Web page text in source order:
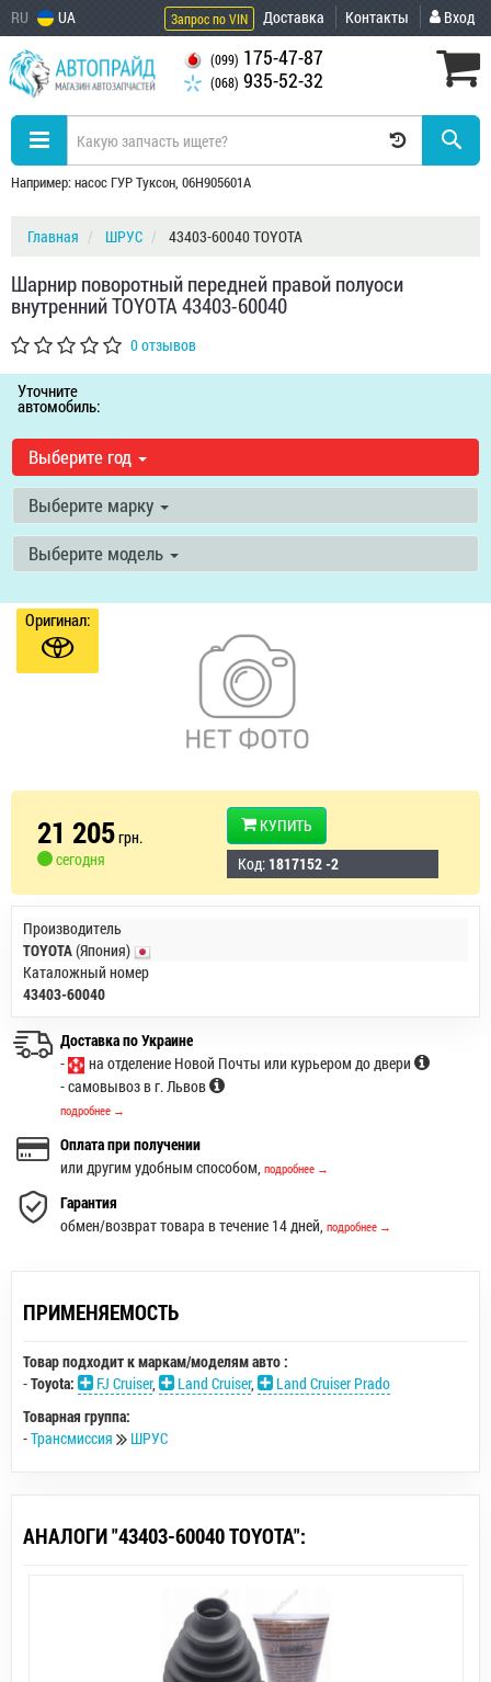
RU UA Запрос по VIN Доставка Контакты Вход
(099) 175-47-87
(068) 935-52-32
Например: насос ГУР Туксон, 06H905601A
Главная ШРУС 43403-60040 TOYOTA
Шарнир поворотный передней правой полуоси
внутренний TOYOTA 43403-60040
0 отзывов
Уточните
автомобиль:
Выберите год
Выберите марку
Выберите модель
Оригинал:
21 205грн.
сегодня
КУПИТЬ
Код: 1817152 -2
Производитель
TOYOTA(Япония)
Каталожный номер
43403-60040
Доставка по Украине
-
на отделение Новой Почты или курьером до двери
- самовывоз в г. Львов
подробнее →
Оплата при получении
или другим удобным способом, подробнее →
Гарантия
обмен/возврат товара в течение 14 дней, подробнее →
ПРИМЕНЯЕМОСТЬ
Товар подходит к маркам/моделям авто :
-Toyota: FJ Cruiser, Land Cruiser,
Land Cruiser Prado
Товарная группа:
-Трансмиссия ШРУС
АНАЛОГИ "43403-60040 TOYOTA":